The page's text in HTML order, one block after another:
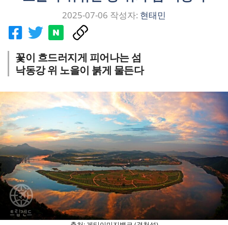
강 위의 섬 여행지
2025-07-06 작성자: 현태민
꽃이 흐드러지게 피어나는 섬
낙동강 위 노을이 붉게 물든다